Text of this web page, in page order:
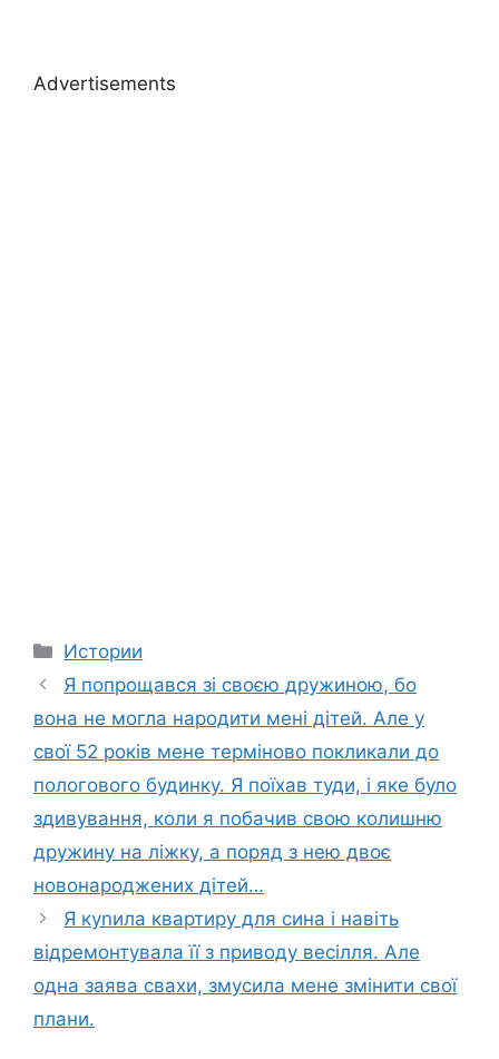
Advertisements
Categories
Истории
Я попрощався зі своєю дружиною, бо
вона не могла народити мені дітей. Але у
свої 52 років мене терміново покликали до
пологового будинку. Я поїхав туди, і яке було
здивування, коли я побачив свою колишню
дружину на ліжку, а поряд з нею двоє
новонароджених дітей…
Я куnила квартиру для сина і навіть
відремонтувала її з приводу весілля. Але
одна заява свахи, змусила мене змінити свої
плани.